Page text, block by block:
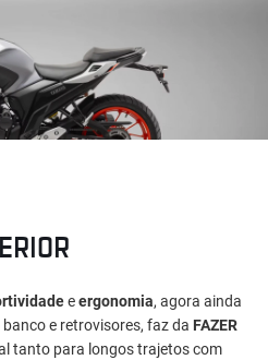
eergonomia, agora ainda
e retrovisores, faz da FAZER
tanto para longos trajetos com